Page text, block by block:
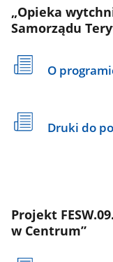
„Opieka
Samorządu
O
Druki do
Projekt
w Centrum”